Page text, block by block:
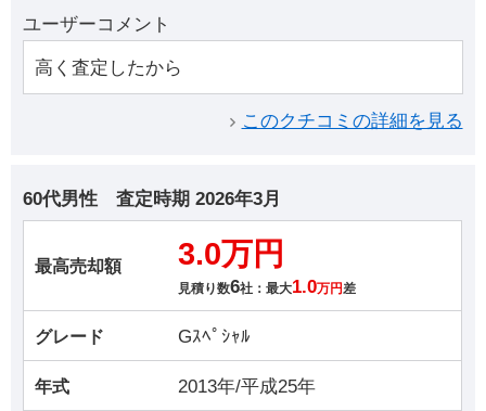
ユーザーコメント
高く査定したから
このクチコミの詳細を見る
60代男性 査定時期 2026年3月
最高売却額 3.0万円
見積り数6社：最大1.0万円差
グレード Gｽﾍﾟｼｬﾙ
年式 2013年/平成25年